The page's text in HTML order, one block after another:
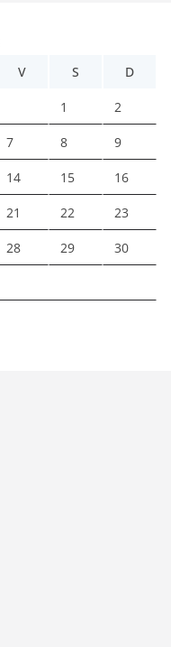
V S D
1 2
7 8 9
14 15 16
21 22 23
28 29 30